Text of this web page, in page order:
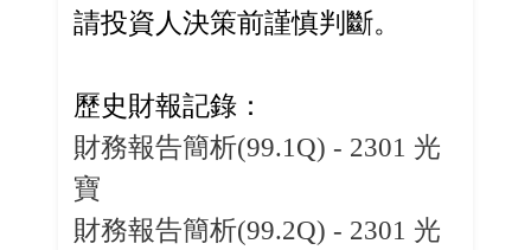
請投資人決策前謹慎判斷。
歷史財報記錄：
財務報告簡析(99.1Q) - 2301 光
寶
財務報告簡析(99.2Q) - 2301 光